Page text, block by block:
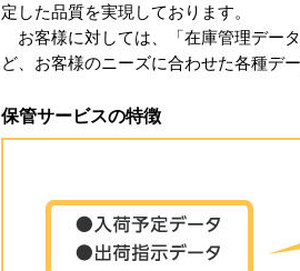
定した品質を実現しております。
お客様に対しては、「在庫管理デー
ど、お客様のニーズに合わせた各種デ
保管サービスの特徴